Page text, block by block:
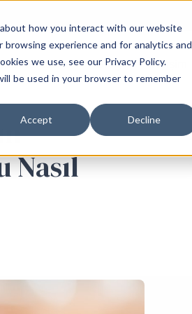
how you interact with our website
experience and for analytics and
we use, see our Privacy Policy.
be used in your browser to remember
Accept Decline
Alanları Blog İletişim
Nasıl